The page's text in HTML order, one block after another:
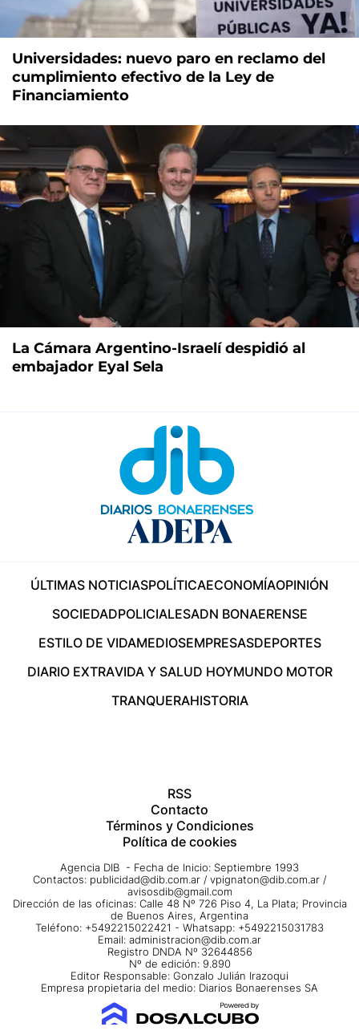
Universidades: nuevo paro en reclamo del
cumplimiento efectivo de la Ley de
Financiamiento
La Cámara Argentino-Israelí despidió al
embajador Eyal Sela
ÚLTIMAS NOTICIASPOLÍTICAECONOMÍAOPINIÓN
SOCIEDADPOLICIALESADN BONAERENSE
ESTILO DE VIDAMEDIOSEMPRESASDEPORTES
DIARIO EXTRAVIDA Y SALUD HOYMUNDO MOTOR
TRANQUERAHISTORIA
RSS
Contacto
Términos y Condiciones
Política de cookies
Agencia DIB - Fecha de Inicio: Septiembre 1993
Contactos: publicidad@dib.com.ar / vpignaton@dib.com.ar /
avisosdib@gmail.com
Dirección de las oficinas: Calle 48 Nº 726 Piso 4, La Plata; Provincia
de Buenos Aires, Argentina
Teléfono: +5492215022421 - Whatsapp: +5492215031783
Email: administracion@dib.com.ar
Registro DNDA Nº 32644856
Nº de edición: 9.890
Editor Responsable: Gonzalo Julián Irazoqui
Empresa propietaria del medio: Diarios Bonaerenses SA